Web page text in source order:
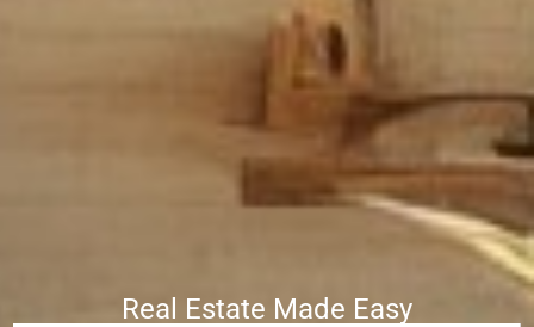
Real Estate Made Easy